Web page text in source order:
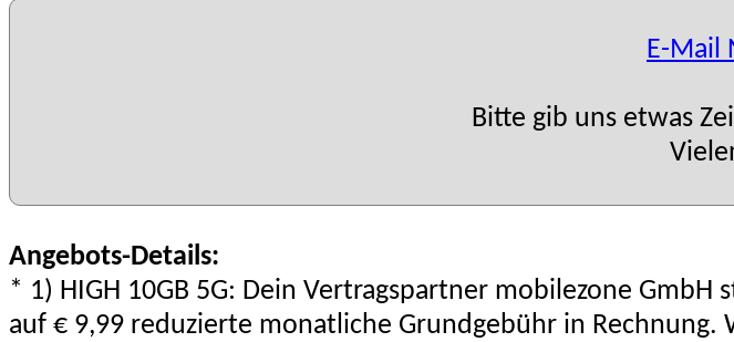
E-Mail
Bitte gib uns etwas
Angebots-Details:
* 1) HIGH 10GB 5G: Dein Vertragspartner mobilezone
auf € 9,99 reduzierte monatliche Grundgebühr in